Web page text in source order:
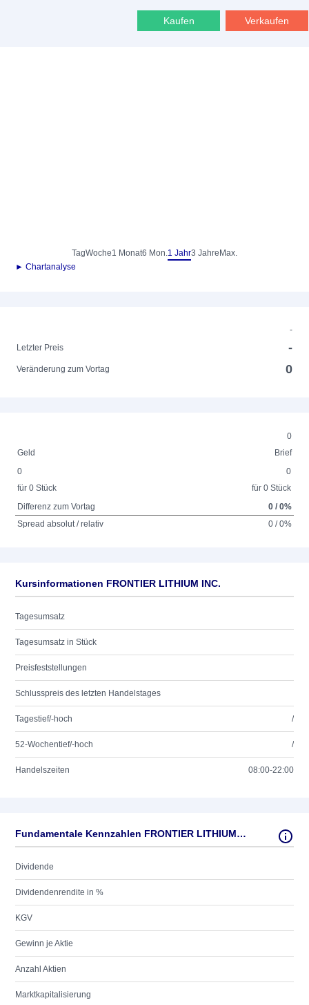
Kaufen Verkaufen
TagWoche1 Monat6 Mon.1 Jahr3 Jahre Max.
► Chartanalyse
-
Letzter Preis
-
Veränderung zum Vortag 0
0
Geld
Brief
0
für 0 Stück
0
für 0 Stück
Differenz zum Vortag
0 / 0%
Spread absolut / relativ
0 / 0%
Kursinformationen FRONTIER LITHIUM INC.
Tagesumsatz
Tagesumsatz in Stück
Preisfeststellungen
Schlusspreis des letzten Handelstages
Tagestief/-hoch /
52-Wochentief/-hoch /
Handelszeiten 08:00-22:00
Fundamentale Kennzahlen FRONTIER LITHIUM INC.
Dividende
Dividendenrendite in %
KGV
Gewinn je Aktie
Anzahl Aktien
Marktkapitalisierung